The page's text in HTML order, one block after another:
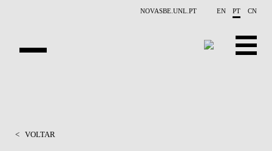
NOVASBE.UNL.PT EN PT CN
< VOLTAR